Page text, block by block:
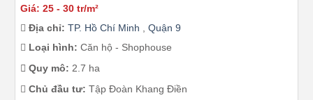
Giá: 25 - 30 tr/m²
Địa chỉ: TP. Hồ Chí Minh
Quận 9
Loại hình: Căn hộ - Shophouse
Quy mô: 2.7 ha
Chủ đầu tư: Tập Đoàn Khang Điền